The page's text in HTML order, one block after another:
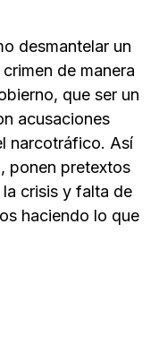
desmantelar un
de manera
que ser un
acusaciones
narcotráfico. Así
ponen pretextos
crisis y falta de
haciendo lo que